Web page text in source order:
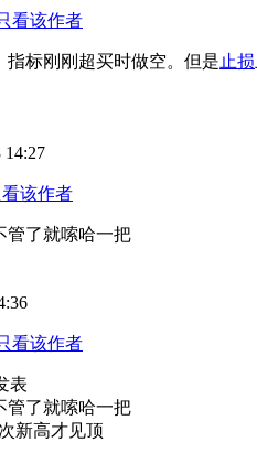
看该作者
指标刚刚超买时做空。但是 止损
看该作者
管了就嗦哈一把
看该作者
表
管了就嗦哈一把
新高才见顶